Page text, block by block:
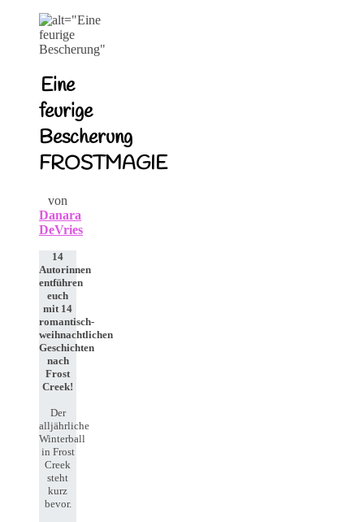
Eine
feurige
Bescherung
FROSTMAGIE
von
Danara
DeVries
14
Autorinnen
entführen
euch
mit 14
romantisch-
weihnachtlichen
Geschichten
nach
Frost
Creek!
Der
alljährliche
Winterball
in Frost
Creek
steht
kurz
bevor.